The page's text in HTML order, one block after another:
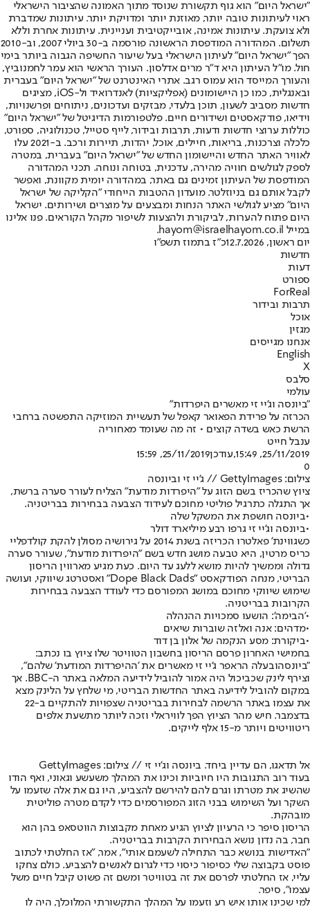
"ישראל היום" הוא גוף תקשורת שנוסד מתוך האמונה שהציבור הישראלי
ראוי לעיתונות טובה יותר, מאוזנת יותר ומדויקת יותר. עיתונות שמדברת
ולא צועקת. עיתונות אמינה, אובייקטיבית ועניינית. עיתונות אחרת וללא
תשלום. המהדורה המודפסת הראשונה פורסמה ב-30 ביולי 2007, וב-2010
הפך "ישראל היום" לעיתון הישראלי בעל שיעור החשיפה הגבוה ביותר בימי
חול. מו"ל העיתון היא ד"ר מרים אדלסון. העורך הראשי הוא עמר לחמנוביץ,
והעורך המייסד הוא עמוס רגב. אתרי האינטרנט של "ישראל היום" בעברית
ובאנגלית, כמו כן היישומונים (אפליקציות) לאנדרואיד ול-iOS, מציגים
חדשות מסביב לשעון, תוכן בלעדי, מבזקים ועדכונים, ניתוחים ופרשנויות,
וידיאו, פודקאסטים ושידורים חיים. פלטפורמות הדיגיטל של "ישראל היום"
כוללות ערוצי חדשות ודעות, תרבות ובידור, לייף סטייל, טכנולוגיה, ספורט,
כלכלה וצרכנות, בריאות, חיילים, אוכל, יהדות, תיירות ורכב. ב-2021 עלו
לאוויר האתר החדש והיישומון החדש של "ישראל היום" בעברית, במטרה
לספק לגולשים חוויה מהירה, עדכנית, בטוחה ונוחה. תכני המהדורה
המודפסת של העיתון זמינים גם באתר, במהדורה יומית מקוונת, ואפשר
לקבל אותם גם בניוזלטר. מועדון ההטבות הייחודי "הקליקה של ישראל
היום" מציע לגולשי האתר הנחות ומבצעים על מוצרים ושירותים. ישראל
היום פתוח להערות, לביקורת ולהצעות לשיפור מקהל הקוראים. פנו אלינו
במייל hayom@israelhayom.co.il.
יום ראשון, 12.7.2026
כ"ז בתמוז תשפ"ו
חדשות
דעות
ספורט
ForReal
תרבות ובידור
אוכל
מגזין
אנחנו מגייסים
English
X
סלבס
עולמי
"ביונסה וג'יי זי מאשרים היפרדות"
הכרזה על פרידת הפאואר קאפל של תעשיית המוזיקה התפשטה ברחבי
הרשת כאש בשדה קוצים • זה מה שעומד מאחוריה
ענבל חייט
25/11/2019, 15:49
,עודכן25/11/2019, 15:59
0
צילום: GettyImages // ג'יי זי וביונסה
ציוץ שהכריז בשם הזוג על "היפרדות מודעת" הצליח לעורר סערה ברשת,
אך התגלה כתרגיל פוליטי מחוכם לעידוד הצבעה בבחירות בבריטניה.
•ביונסה חושפת את המשקל שלה
•ביונסה וג'יי זי גרפו רבע מיליארד דולר
כשגווינת' פאלטרו הכריזה בשנת 2014 על גירושיה מסולן להקת קולדפליי
כריס מרטין, היא טבעה מושג חדש בשם "היפרדות מודעת", שעורר סערה
גדולה וממשיך להיות מושא ללעג עד היום. כעת מגיע מארווין הריסון
הבריטי, מנחה הפודקאסט "Dope Black Dads" ואסטרטג שיווקי, ועושה
שימוש שיווקי מחוכם במושג המפורסם כדי לעודד הצבעה בבחירות
הקרובות בבריטניה.
•'הבימה': הושעו סמכויות ההנהלה
•מדהים: אנה ואלזה שוברות שיאים
•ביקורת: מסע הנקמה של אלון בן דוד
בחמישי האחרון פרסם הריסון בחשבון הטוויטר שלו ציוץ בו נכתב:
"ביונסהובעלה הראפר ג'יי זי מאשרים את 'ההיפרדות המודעת' שלהם",
וצירף לינק שכביכול היה אמור להוביל לידיעה המלאה באתר ה-BBC. אך
במקום להוביל לידיעה באתר החדשות הבריטי, מי שלחץ על הלינק מצא
את עצמו באתר הרשמה לבחירות בבריטניה שצפויות להתקיים ב-22
בדצמבר. חיש מהר הציוץ הפך לוויראלי וזכה ליותר מתשעת אלפים
ריטוויטים ויותר מ-15 אלף לייקים.
אל תדאגו, הם עדיין ביחד. ביונסה וג'יי זי // צילום: GettyImages
בעוד רוב התגובות היו חיוביות וכינו את המהלך משעשע וגאוני, ואף הודו
שהשיג את מטרתו וגרם להם להירשם להצביע, היו גם את אלה שזעמו על
השקר ועל השימוש בבני הזוג המפורסמים כדי לקדם מטרה פוליטית
מובהקת.
הריסון סיפר כי הרעיון לציוץ הגיע מאחת מקבוצות הווטסאפ בהן הוא
חבר, בה נדון נושא הבחירות הקרבות בבריטניה.
"האדישות בנושא כבר התחילה לשעמם אותי", אמר, "אז החלטתי לכתוב
פוסט בקבוצה שלי כסיפור כיסוי כדי לגרום לאנשים להצביע. כולם צחקו
עליי, אז החלטתי לפרסם את זה בטוויטר ומשם זה פשוט קיבל חיים משל
עצמו", סיפר.
למי שכינו אותו איש רע וזעמו על המהלך התקשורתי המלוכלך, היה לו